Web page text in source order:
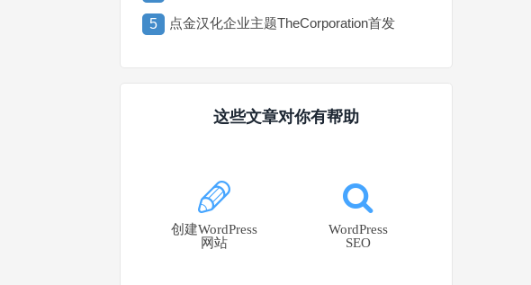
5 点金汉化企业主题TheCorporation首发
这些文章对你有帮助
创建WordPress
网站
WordPress
SEO